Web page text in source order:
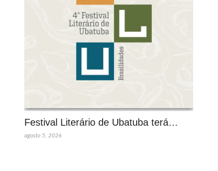
Festival Literário de Ubatuba terá…
agosto 5, 2026